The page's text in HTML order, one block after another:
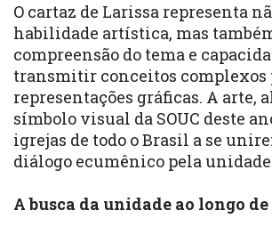
O cartaz de Larissa representa
habilidade artística, mas
compreensão do tema e
transmitir conceitos complexos
representações gráficas. A arte,
símbolo visual da SOUC deste
igrejas de todo o Brasil a se
diálogo ecumênico pela
A busca da unidade ao longo